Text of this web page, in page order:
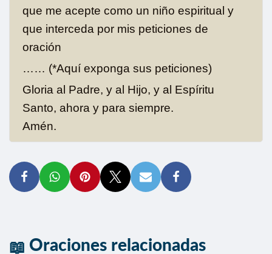
que me acepte como un niño espiritual y
que interceda por mis peticiones de
oración
…… (*Aquí exponga sus peticiones)
Gloria al Padre, y al Hijo, y al Espíritu
Santo, ahora y para siempre.
Amén.
Oraciones relacionadas